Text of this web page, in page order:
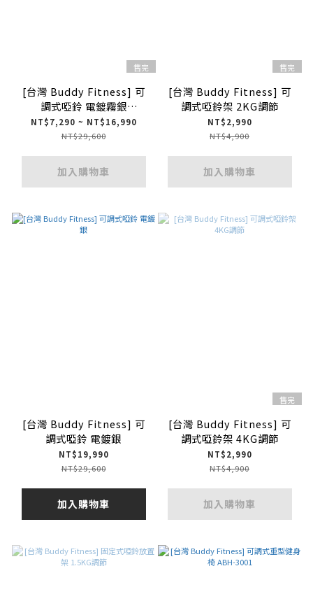
售完
[台灣 Buddy Fitness] 可
調式啞鈴 電鍍霧銀
32.5/41.5kg 1.5kg調節
NT$7,290 ~ NT$16,990
NT$29,600
加入購物車
售完
[台灣 Buddy Fitness] 可
調式啞鈴架 2KG調節
NT$2,990
NT$4,900
加入購物車
[台灣 Buddy Fitness] 可
調式啞鈴 電鍍銀
NT$19,990
NT$29,600
加入購物車
售完
[台灣 Buddy Fitness] 可
調式啞鈴架 4KG調節
NT$2,990
NT$4,900
加入購物車